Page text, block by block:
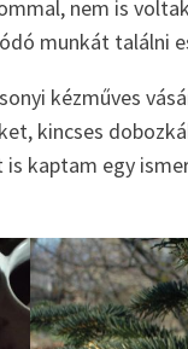
nem is
munkát találni
kézműves
kincses
kaptam egy